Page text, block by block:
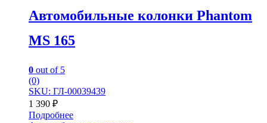
Автомобильные колонки Phantom
MS 165
0 out of 5
(0)
SKU: ГЛ-00039439
1 390 ₽
Подробнее